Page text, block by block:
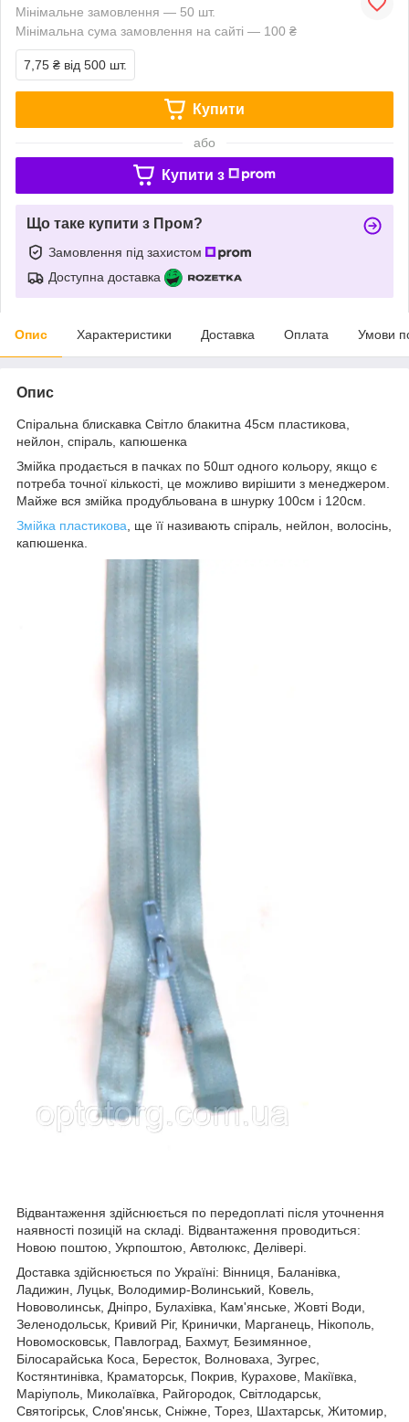
Мінімальне замовлення — 50 шт.
Мінімальна сума замовлення на сайті — 100 ₴
7,75 ₴ від 500 шт.
Купити
або
Купити з
Що таке купити з Пром?
Замовлення під захистом
Доступна доставка
Опис Характеристики Доставка Оплата Умови
Опис
Спіральна блискавка Світло блакитна 45см пластикова,
нейлон, спіраль, капюшенка
Змійка продається в пачках по 50шт одного кольору, якщо є
потреба точної кількості, це можливо вирішити з менеджером.
Майже вся змійка продубльована в шнурку 100см і 120см.
Змійка пластикова , ще її називають спіраль, нейлон, волосінь,
капюшенка.
Відвантаження здійснюється по передоплаті після уточнення
наявності позицій на складі. Відвантаження проводиться:
Новою поштою, Укрпоштою, Автолюкс, Делівері.
Доставка здійснюється по Україні: Вінниця, Баланівка,
Ладижин, Луцьк, Володимир-Волинський, Ковель,
Нововолинськ, Дніпро, Булахівка, Кам'янське, Жовті Води,
Зеленодольськ, Кривий Ріг, Кринички, Марганець, Нікополь,
Новомосковськ, Павлоград, Бахмут, Безимянное,
Білосарайська Коса, Бересток, Волноваха, Зугрес,
Костянтинівка, Краматорськ, Покрив, Курахове, Макіївка,
Маріуполь, Миколаївка, Райгородок, Світлодарськ,
Святогірськ, Слов'янськ, Сніжне, Торез, Шахтарськ, Житомир,